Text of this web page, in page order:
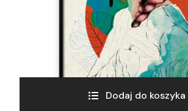
Dodaj do koszyka